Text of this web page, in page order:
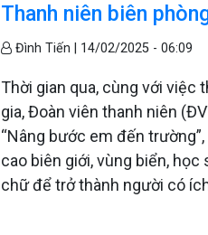
Thanh niên biên
Đình Tiến | 14/02/2025 - 06:09
Thời gian qua, cùng với việc
gia, Đoàn viên thanh niên
“Nâng bước em đến
cao biên giới, vùng biển,
chữ để trở thành người có